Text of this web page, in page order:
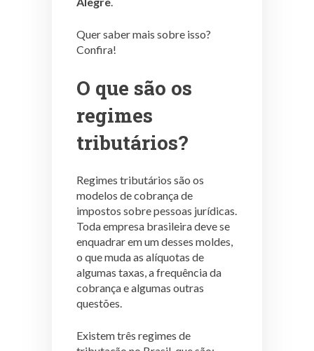
Quer saber mais sobre isso?
Confira!
O que são os
regimes
tributários?
Regimes tributários são os
modelos de cobrança de
impostos sobre pessoas jurídicas.
Toda empresa brasileira deve se
enquadrar em um desses moldes,
o que muda as alíquotas de
algumas taxas, a frequência da
cobrança e algumas outras
questões.
Existem três regimes de